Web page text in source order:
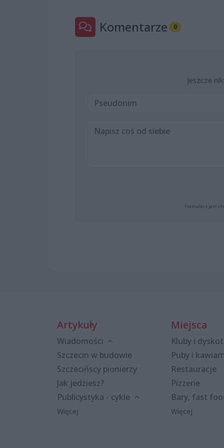
Komentarze 0
Jeszcze
Formularz jest
Artykuły
Wiadomości
Szczecin w budowie
Szczecińscy pionierzy
Jak jedziesz?
Publicystyka - cykle
Więcej
Miejsca
Kluby i
Puby i
Restauracje
Pizzerie
Bary, fast
Więcej